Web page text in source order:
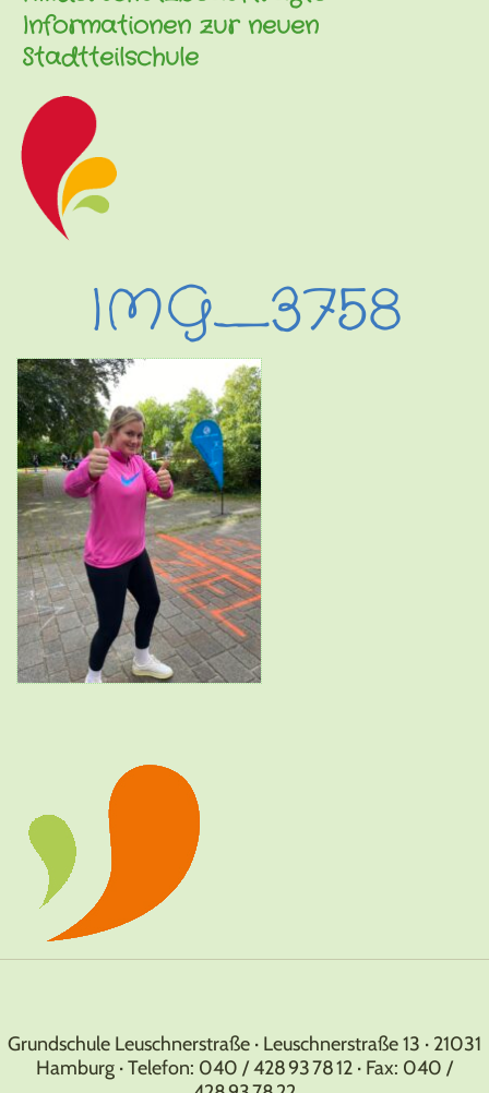
Informationen zur neuen
Stadtteilschule
IMG_3758
Grundschule Leuschnerstraße · Leuschnerstraße 13 · 21031
Hamburg · Telefon: 040 / 428 93 78 12 · Fax: 040 /